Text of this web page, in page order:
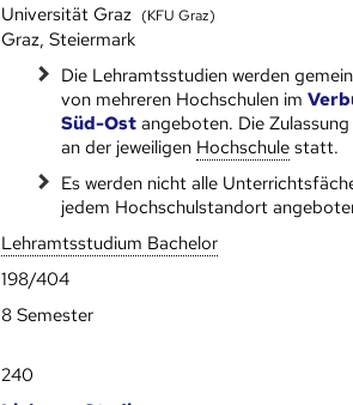
Universität Graz (KFU Graz)
Graz, Steiermark
Die Lehramtsstudien werden
von mehreren Hoch­schulen im
Süd-Ost angeboten. Die
an der jeweiligen Hoch­schule statt.
Es werden nicht alle
jedem Hochschulstandort
Lehramtsstudium Bachelor
198/404
8 Semester
240